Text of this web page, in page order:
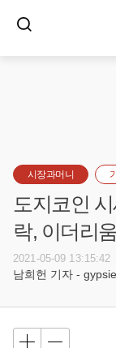
시장과머니
도지코인
락, 이더리
2021-05-09 13:15:42
남희헌 기자 -